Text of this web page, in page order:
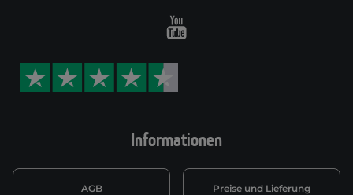
Informationen
AGB Preise und Lieferung
Youtube